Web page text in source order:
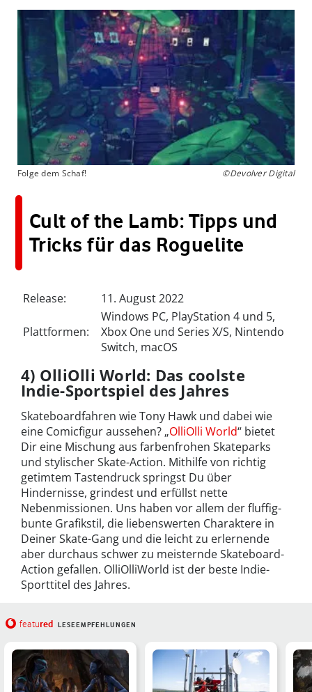
Folge dem Schaf! ©Devolver Digital
Cult of the Lamb: Tipps und
Tricks für das Roguelite
Release: 11. August 2022
Plattformen:
Windows PC, PlayStation 4 und 5,
Xbox One und Series X/S, Nintendo
Switch, macOS
4) OlliOlli World: Das coolste
Indie-Sportspiel des Jahres
Skateboardfahren wie Tony Hawk und dabei wie
eine Comicfigur aussehen? „OlliOlli World“ bietet
Dir eine Mischung aus farbenfrohen Skateparks
und stylischer Skate-Action. Mithilfe von richtig
getimtem Tastendruck springst Du über
Hindernisse, grindest und erfüllst nette
Nebenmissionen. Uns haben vor allem der fluffig-
bunte Grafikstil, die liebenswerten Charaktere in
Deiner Skate-Gang und die leicht zu erlernende
aber durchaus schwer zu meisternde Skateboard-
Action gefallen. OlliOlliWorld ist der beste Indie-
Sporttitel des Jahres.
featured LESEEMPFEHLUNGEN